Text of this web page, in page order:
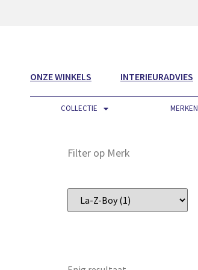
ONZE WINKELS INTERIEURADVIES
COLLECTIE MERKEN
Filter op Merk